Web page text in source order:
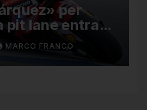
per
pit lane entra
far parte del
MotoGP
MARCO FRANCO